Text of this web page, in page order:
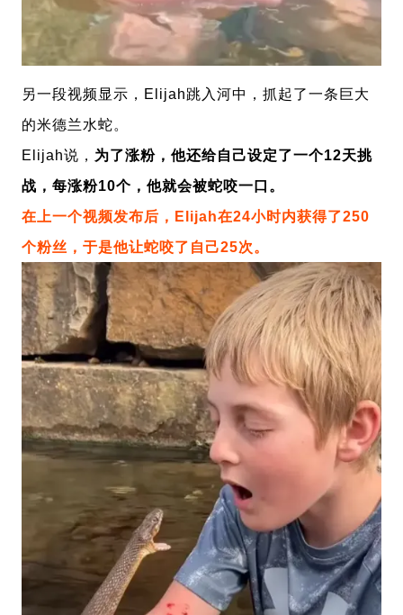
另一段视频显示， Elijah跳入河中，抓起了一条巨大
的米德兰水蛇。
Elijah说， 为了涨粉，他还给自己设定了一个12天挑
战，每涨粉10个，他就会被蛇咬一口。
在上一个视频发布后， Elijah在24小时内获得了250
个粉丝，于是他让蛇咬了自己25次。